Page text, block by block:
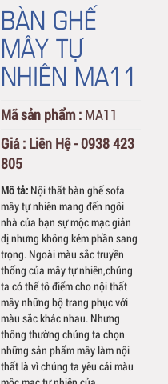
BÀN GHẾ
MÂY TỰ
NHIÊN MA11
Mã sản phẩm : MA11
Giá : Liên Hệ - 0938 423
805
Mô tả: Nội thất bàn ghế sofa
mây tự nhiên mang đến ngôi
nhà của bạn sự mộc mạc giản
dị nhưng không kém phần sang
trọng. Ngoài màu sắc truyền
thống của mây tự nhiên,chúng
ta có thể tô điểm cho nội thất
mây những bộ trang phục với
màu sắc khác nhau. Nhưng
thông thường chúng ta chọn
những sản phẩm mây làm nội
thất là vì chúng ta yêu cái màu